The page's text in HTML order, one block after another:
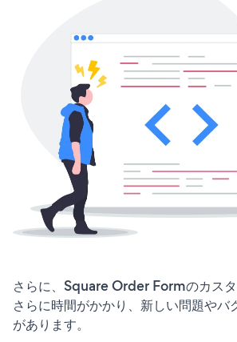
さらに、Square Order Formのカス
さらに時間がかかり、新しい問題やバ
があります。